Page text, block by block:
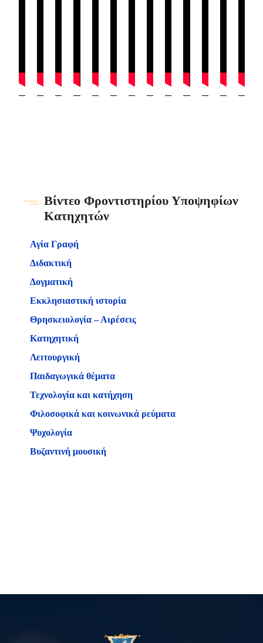
Βίντεο Φροντιστηρίου Υποψηφίων
Κατηχητών
Αγία Γραφή
Διδακτική
Δογματική
Εκκλησιαστική ιστορία
Θρησκειολογία – Αιρέσεις
Κατηχητική
Λειτουργική
Παιδαγωγικά θέματα
Τεχνολογία και κατήχηση
Φιλοσοφικά και κοινωνικά ρεύματα
Ψυχολογία
Βυζαντινή μουσική